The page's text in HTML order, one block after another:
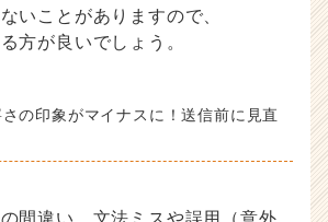
いことがありますので、
方が良いでしょう。
の印象がマイナスに！送信前に見直
間違い、文法ミスや誤用（意外